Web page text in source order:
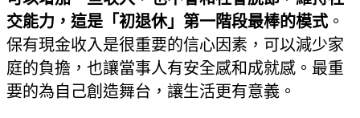
交能力，這是「初退休」第一階段最棒的模式。
保有現金收入是很重要的信心因素，可以減少家
庭的負擔，也讓當事人有安全感和成就感。最重
要的為自己創造舞台，讓生活更有意義。